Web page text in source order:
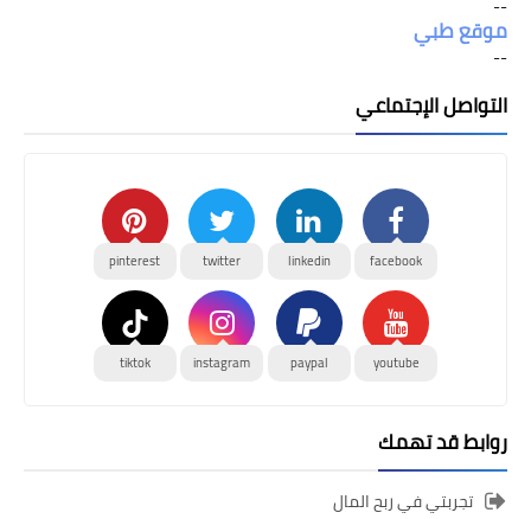
--
موقع طبي
--
التواصل الإجتماعي
facebook
linkedin
twitter
pinterest
youtube
paypal
instagram
tiktok
روابط قد تهمك
تجربتي في ربح المال